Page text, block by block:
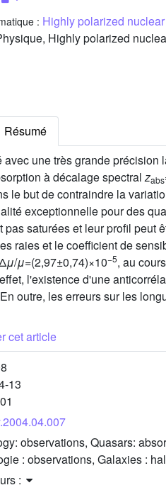
: Highly polarized
Highly polarized
Résumé
avec une très grande
à décalage spectralzabs
le but de contraindre la
exceptionnelle pour des
pas saturées et leur profil peut
raies et le coefficient de
μ/μ=(2,97±0,74)×10−5, au
l'existence d'une
outre, les erreurs sur les
cet article
13
observations, Quasars:
: observations, Galaxies :
: